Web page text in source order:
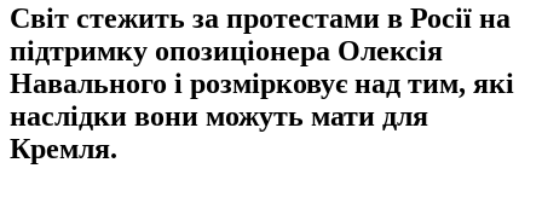
Світ стежить за протестами в Росії на
підтримку опозиціонера Олексія
Навального і розмірковує над тим, які
наслідки вони можуть мати для
Кремля.